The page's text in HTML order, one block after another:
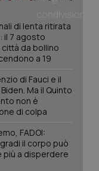
di lenta ritirata
il 7 agosto
da bollino
a 19
di Fauci e il
Ma il Quinto
non è
di colpa
FADOI:
il corpo può
più a disperdere